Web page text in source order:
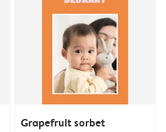
Grapefruit sorbet